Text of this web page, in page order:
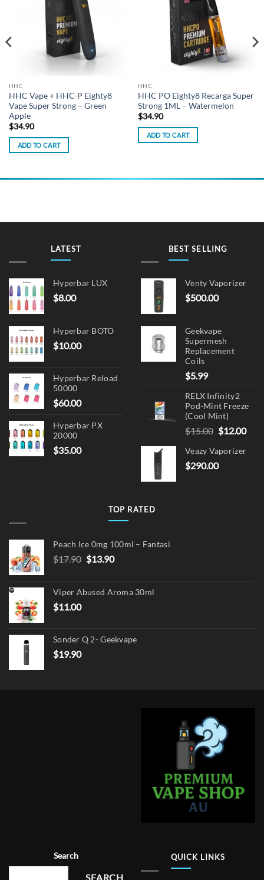
HHC
HHC Vape + HHC-P Eighty8
Vape Super Strong – Green
Apple
$34.90
ADD TO CART
HHC
HHC PO Eighty8 Recarga Super
Strong 1ML – Watermelon
$34.90
ADD TO CART
LATEST
Hyperbar LUX
$8.00
Hyperbar BOTO
$10.00
Hyperbar Reload
50000
$60.00
Hyperbar PX
20000
$35.00
BEST SELLING
Venty Vaporizer
$500.00
Geekvape
Supermesh
Replacement
Coils
$5.99
RELX Infinity2
Pod-Mint Freeze
(Cool Mint)
$15.00 Original
was:
$15.00.
$12.00
Veazy Vaporizer
$290.00
TOP RATED
Peach Ice 0mg 100ml – Fantasi
$17.90 Original
$17.90.
$13.90Current
$13.90.
Viper Abused Aroma 30ml
$11.00
Sonder Q 2- Geekvape
$19.90
Search
SEARCH
QUICK LINKS